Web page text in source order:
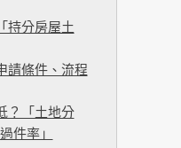
持分房屋土
請條件、流程
？「土地分
件率」